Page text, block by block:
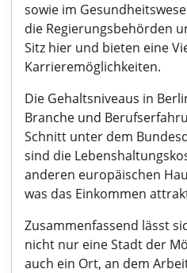
sowie im
die Regierungsbehörden
Sitz hier und bieten eine
Karrieremöglichkeiten.
Die Gehaltsniveaus in
Branche und
Schnitt unter dem
sind die
anderen europäischen
was das Einkommen
Zusammenfassend lässt
nicht nur eine Stadt der
auch ein Ort, an dem